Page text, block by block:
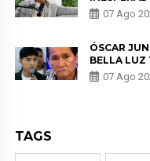
SALUD
KORINA:
07 Ago
ÓSCAR
BELLA LUZ
PADRE
NALDY
07 Ago
TAGS